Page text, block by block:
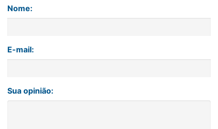
Nome:
E-mail:
Sua opinião: